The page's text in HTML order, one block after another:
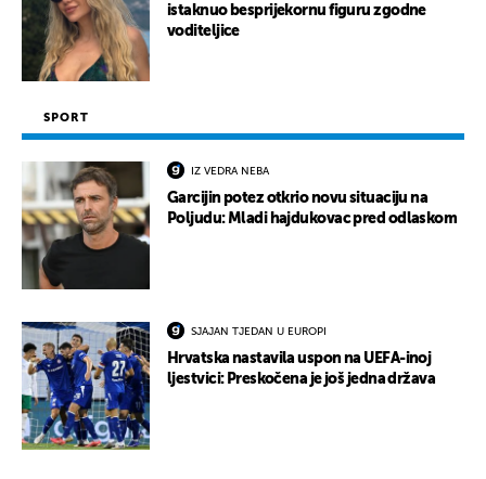
istaknuo besprijekornu figuru zgodne
voditeljice
SPORT
IZ VEDRA NEBA
Garcijin potez otkrio novu situaciju na
Poljudu: Mladi hajdukovac pred odlaskom
SJAJAN TJEDAN U EUROPI
Hrvatska nastavila uspon na UEFA-inoj
ljestvici: Preskočena je još jedna država